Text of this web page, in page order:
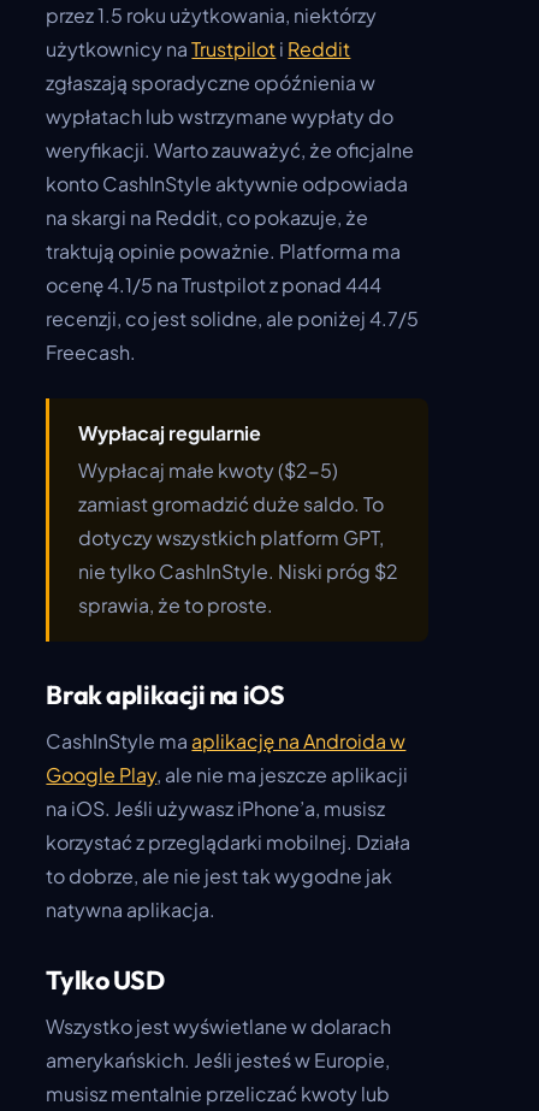
przez 1.5 roku użytkowania, niektórzy
użytkownicy naTrustpiloti Reddit
zgłaszają sporadyczne opóźnienia w
wypłatach lub wstrzymane wypłaty do
weryfikacji. Warto zauważyć, że oficjalne
konto CashInStyle aktywnie odpowiada
na skargi na Reddit, co pokazuje, że
traktują opinie poważnie. Platforma ma
ocenę 4.1/5 na Trustpilot z ponad 444
recenzji, co jest solidne, ale poniżej 4.7/5
Freecash.
Wypłacaj regularnie
Wypłacaj małe kwoty ($2-5)
zamiast gromadzić duże saldo. To
dotyczy wszystkich platform GPT,
nie tylko CashInStyle. Niski próg $2
sprawia, że to proste.
Brak aplikacji na iOS
CashInStyle ma aplikację na Androida w
Google Play, ale nie ma jeszcze aplikacji
na iOS. Jeśli używasz iPhone’a, musisz
korzystać z przeglądarki mobilnej. Działa
to dobrze, ale nie jest tak wygodne jak
natywna aplikacja.
Tylko USD
Wszystko jest wyświetlane w dolarach
amerykańskich. Jeśli jesteś w Europie,
musisz mentalnie przeliczać kwoty lub